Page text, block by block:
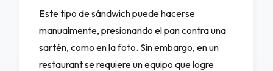
Este tipo de sándwich puede hacerse
manualmente, presionando el pan contra una
sartén, como en la foto. Sin embargo, en un
restaurant se requiere un equipo que logre